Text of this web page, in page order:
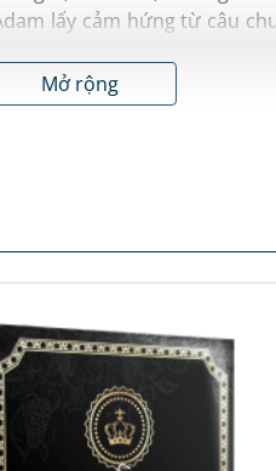
lấy cảm hứng từ câu
sức của những con
Mở rộng